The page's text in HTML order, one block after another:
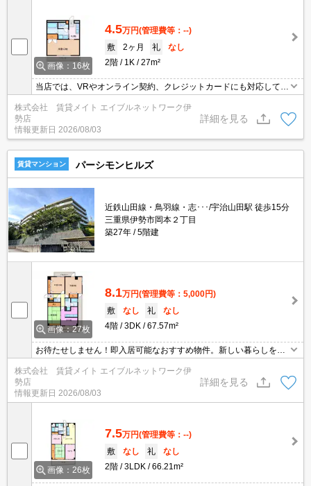
画像：16枚
4.5万円(管理費等：--)
敷
2ヶ月 礼
なし
2階
1K 27m²
当店では、VRやオンライン契約、クレジットカードにも対応してお
りWEBのみでの契約も可能ですのでお気軽にお問い合わせ下さい！
株式会社 賃貸メイト エイブルネットワーク伊
勢店
情報更新日 2026/08/03
詳細を見る
賃貸マンション パーシモンヒルズ
近鉄山田線・鳥羽線・志･･･/宇治山田駅 徒歩15分
三重県伊勢市岡本２丁目
築27年
5階建
画像：27枚
8.1万円(管理費等：5,000円)
敷
なし 礼
なし
4階
3DK 67.57m²
お待たせしません！即入居可能なおすすめ物件。新しい暮らしをす
ぐにスタートできるチャンス！まずはお問い合わせください♪
株式会社 賃貸メイト エイブルネットワーク伊
勢店
情報更新日 2026/08/03
詳細を見る
画像：26枚
7.5万円(管理費等：--)
敷
なし 礼
なし
2階
3LDK 66.21m²